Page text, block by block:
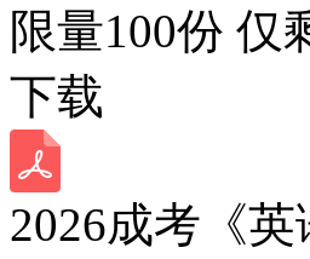
限量100份 仅
下载
2026成考《